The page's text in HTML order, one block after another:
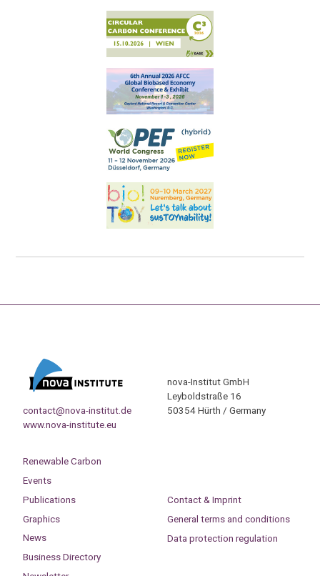
contact@nova-institut.de
www.nova-institute.eu
nova-Institut GmbH
Leyboldstraße 16
50354 Hürth / Germany
Renewable Carbon
Events
Publications
Graphics
News
Business Directory
Contact & Imprint
General terms and conditions
Data protection regulation